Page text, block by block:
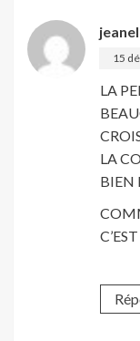
15
LA
LA
BIEN